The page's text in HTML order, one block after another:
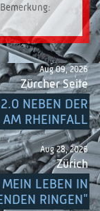
Aug 09, 2026
Zürcher Seite
NEBEN DER
AM RHEINFALL
Aug 28, 2026
Zürich
LEBEN IN
RINGEN"